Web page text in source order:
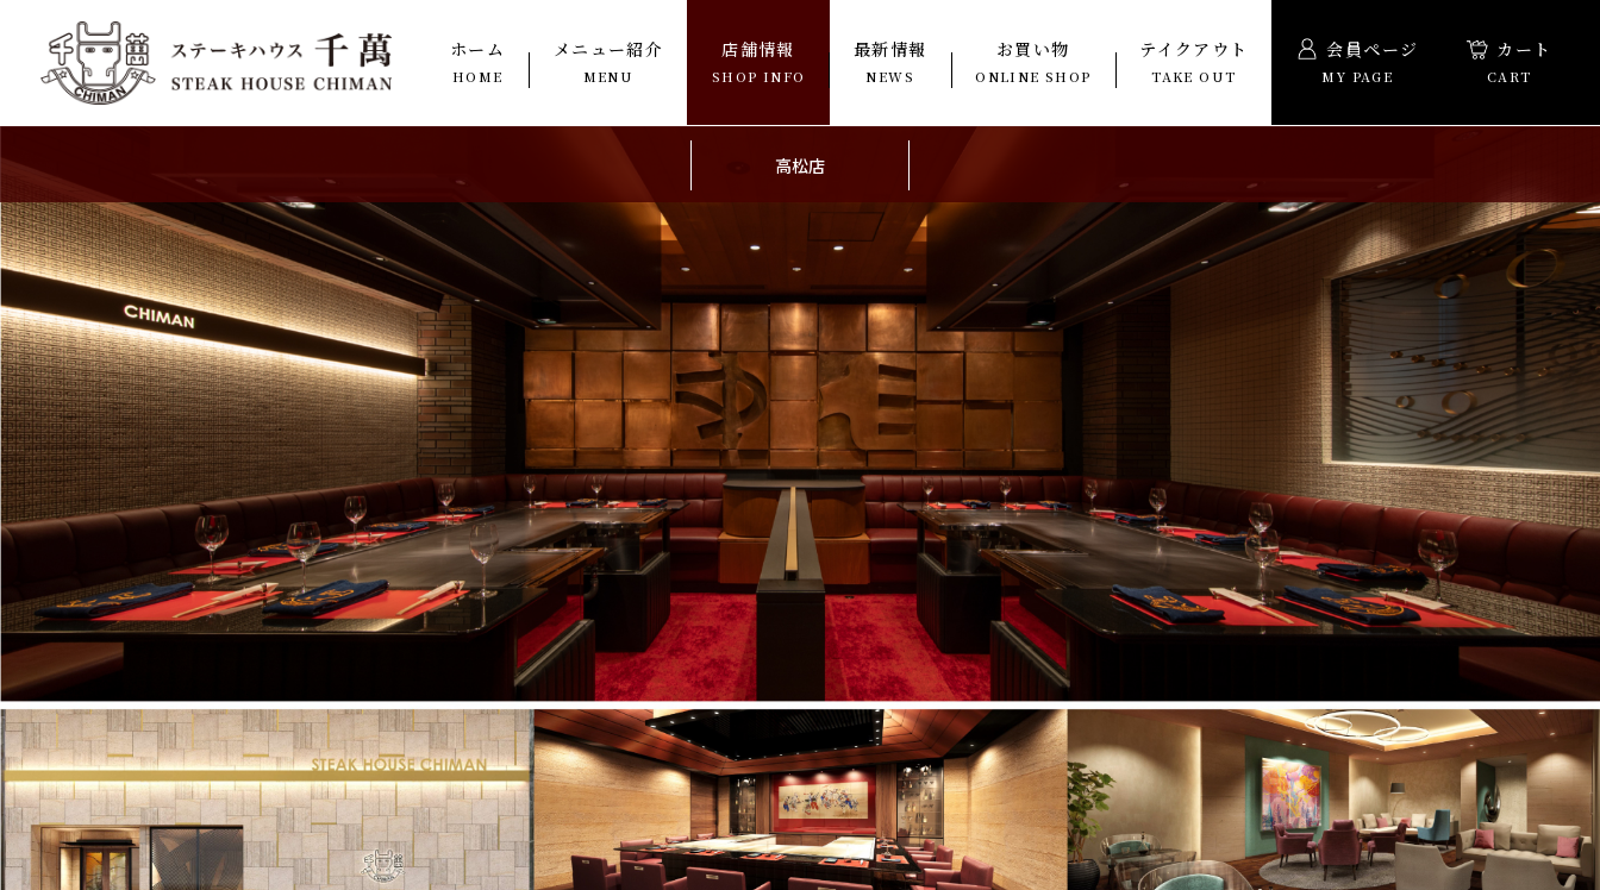
ホーム
HOME
メニュー紹介
MENU
店舗情報
SHOP INFO
最新情報
NEWS
お買い物
ONLINE SHOP
テイクアウト
TAKE OUT
会員ページ
MY PAGE
カート
CART
高松店